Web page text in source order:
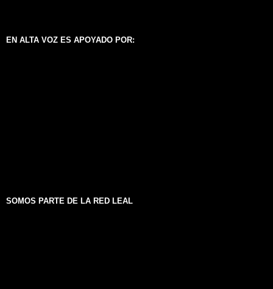
EN ALTA VOZ ES APOYADO POR:
SOMOS PARTE DE LA RED LEAL